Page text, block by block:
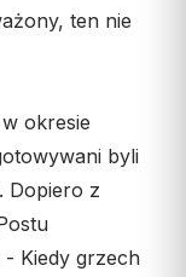
ten nie
okresie
byli
Dopiero z
Kiedy grzech